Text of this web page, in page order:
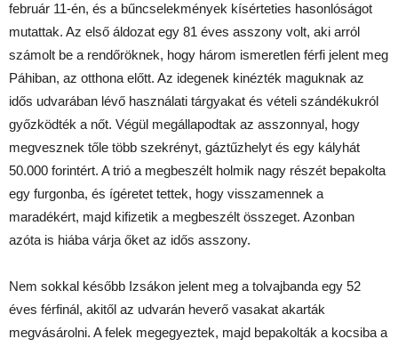
február 11-én, és a bűncselekmények kísérteties hasonlóságot
mutattak. Az első áldozat egy 81 éves asszony volt, aki arról
számolt be a rendőröknek, hogy három ismeretlen férfi jelent meg
Páhiban, az otthona előtt. Az idegenek kinézték maguknak az
idős udvarában lévő használati tárgyakat és vételi szándékukról
győzködték a nőt. Végül megállapodtak az asszonnyal, hogy
megvesznek tőle több szekrényt, gáztűzhelyt és egy kályhát
50.000 forintért. A trió a megbeszélt holmik nagy részét bepakolta
egy furgonba, és ígéretet tettek, hogy visszamennek a
maradékért, majd kifizetik a megbeszélt összeget. Azonban
azóta is hiába várja őket az idős asszony.
Nem sokkal később Izsákon jelent meg a tolvajbanda egy 52
éves férfinál, akitől az udvarán heverő vasakat akarták
megvásárolni. A felek megegyeztek, majd bepakolták a kocsiba a